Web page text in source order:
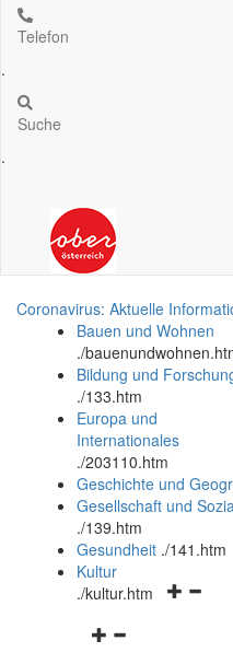
Telefon
.
Suche
.
Coronavirus: Aktuelle
Bauen und Wohnen
./
Bildung und
./133.htm
Europa und
Internationales
./203110.htm
Geschichte und
Gesellschaft und
./139.htm
Gesundheit ./141.htm
Kultur
./kultur.htm
Navigationsmenü